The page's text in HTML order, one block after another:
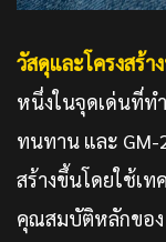
วัสดุและโครงสร้
หนึ่งในจุดเด่นที่ท
ทนทาน และ GM-
สร้างขึ้นโดยใช้เท
คุณสมบัติหลักของ